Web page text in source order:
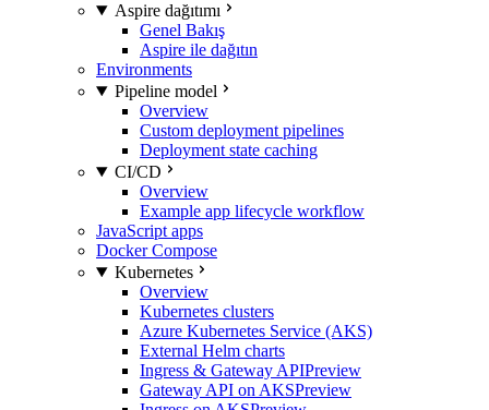
Aspire dağıtımı
Genel Bakış
Aspire ile dağıtın
Environments
Pipeline model
Overview
Custom deployment pipelines
Deployment state caching
CI/CD
Overview
Example app lifecycle workflow
JavaScript apps
Docker Compose
Kubernetes
Overview
Kubernetes clusters
Azure Kubernetes Service (AKS)
External Helm charts
Ingress & Gateway APIPreview
Gateway API on AKSPreview